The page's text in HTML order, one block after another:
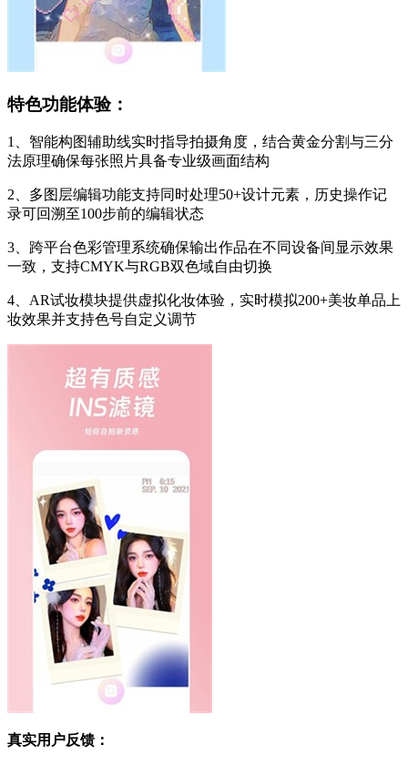
特色功能体验：
1、智能构图辅助线实时指导拍摄角度，结合黄金分割与三分
法原理确保每张照片具备专业级画面结构
2、多图层编辑功能支持同时处理50+设计元素，历史操作记
录可回溯至100步前的编辑状态
3、跨平台色彩管理系统确保输出作品在不同设备间显示效果
一致，支持CMYK与RGB双色域自由切换
4、AR试妆模块提供虚拟化妆体验，实时模拟200+美妆单品上
妆效果并支持色号自定义调节
真实用户反馈：